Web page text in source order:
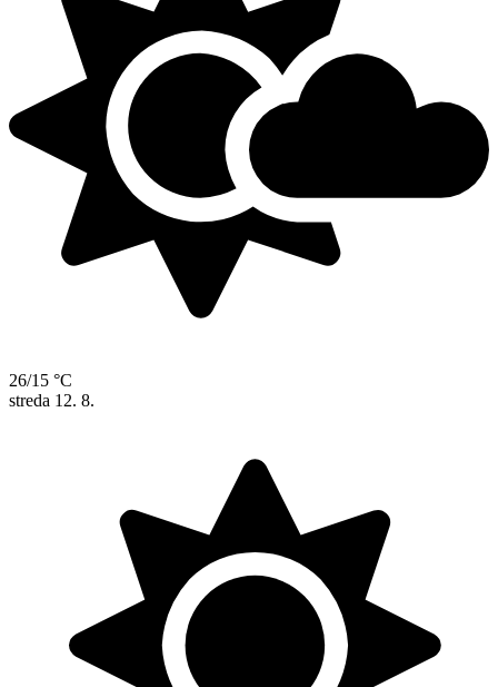
26/15 °C
streda 12. 8.